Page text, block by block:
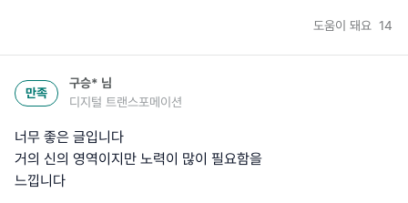
도움이 돼요 14
만족
구승* 님
디지털 트랜스포메이션
너무 좋은 글입니다
거의 신의 영역이지만 노력이 많이 필요함을
느낍니다